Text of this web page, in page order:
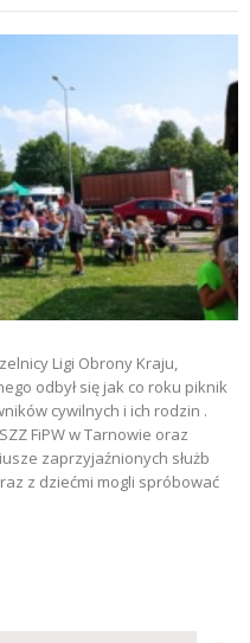
Ligi Obrony Kraju,
odbył się jak co roku piknik
cywilnych i ich rodzin .
FiPW w Tarnowie oraz
zaprzyjaźnionych służb
z dziećmi mogli spróbować